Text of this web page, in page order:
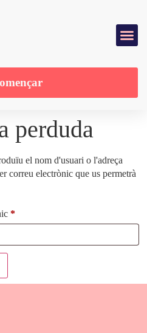
perduda
el nom d'usuari o l'adreça
correu electrònic que us permetrà
*